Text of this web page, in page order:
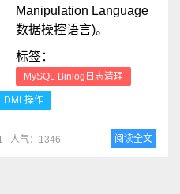
Manipulation Language
数据操控语言)。
标签：
MySQL Binlog日志清理
DML操作
人气：1346 阅读全文